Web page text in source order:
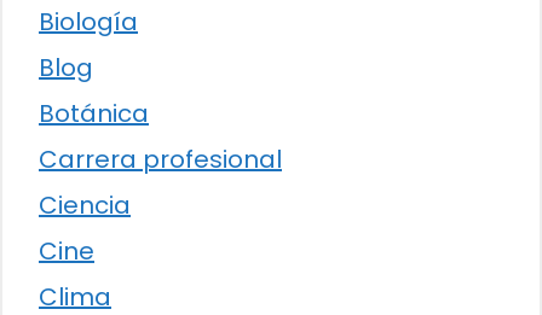
Biología
Blog
Botánica
Carrera profesional
Ciencia
Cine
Clima